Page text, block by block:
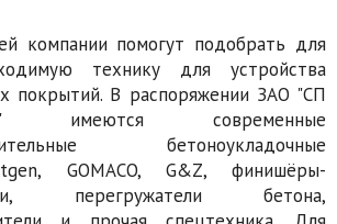
компании помогут подобрать для
технику для устройства
покрытий. В распоряжении ЗАО "СП
имеются современные
бетоноукладочные
GOMACO, G&Z, финишёры-
перегружатели бетона,